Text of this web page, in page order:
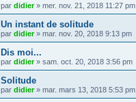
par didier» mer. nov. 21, 2018 11:27 pm
Un instant de solitude
par didier» mar. nov. 20, 2018 9:13 pm
Dis moi...
par didier» sam. oct. 20, 2018 3:56 pm
Solitude
par didier» mar. mars 13, 2018 5:53 pm